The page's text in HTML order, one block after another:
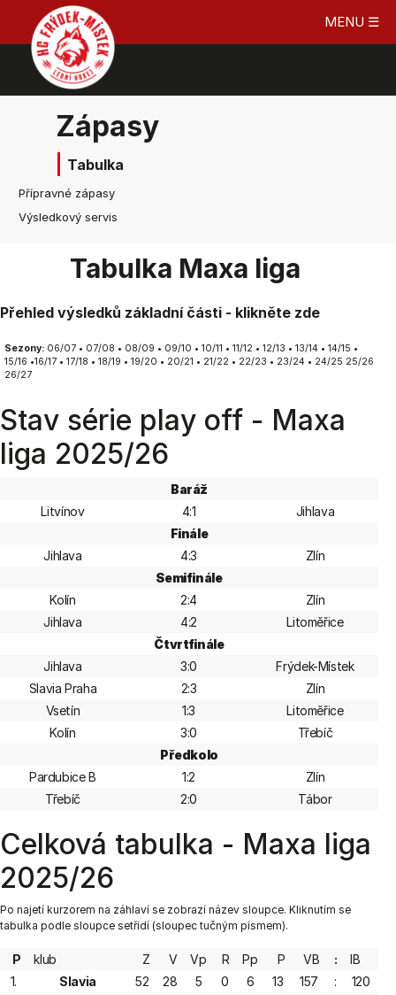
MENU ☰
Zápasy
Tabulka
Přípravné zápasy
Výsledkový servis
Tabulka Maxa liga
Přehled výsledků základní části - klikněte zde
Sezony: 06/07 • 07/08 • 08/09 • 09/10 • 10/11 • 11/12 • 12/13 • 13/14 • 14/15 •
15/16 •16/17 • 17/18 • 18/19 • 19/20 • 20/21 • 21/22 • 22/23 • 23/24 • 24/25 25/26
26/27
Stav série play off - Maxa
liga 2025/26
Baráž
Litvínov
4:1
Jihlava
Finále
Jihlava
4:3
Zlín
Semifinále
Kolín
2:4
Zlín
Jihlava
4:2
Litoměřice
Čtvrtfinále
Jihlava
3:0
Frýdek-Místek
Slavia Praha
2:3
Zlín
Vsetín
1:3
Litoměřice
Kolín
3:0
Třebíč
Předkolo
Pardubice B
1:2
Zlín
Třebíč
2:0 Tábor
Celková tabulka - Maxa liga
2025/26
Po najetí kurzorem na záhlaví se zobrazí název sloupce. Kliknutím se
tabulka podle sloupce setřídí (sloupec tučným písmem).
P klub Z V Vp R Pp P VB :
IB
1.
Slavia 52 28 5 0 6 13 157 : 120